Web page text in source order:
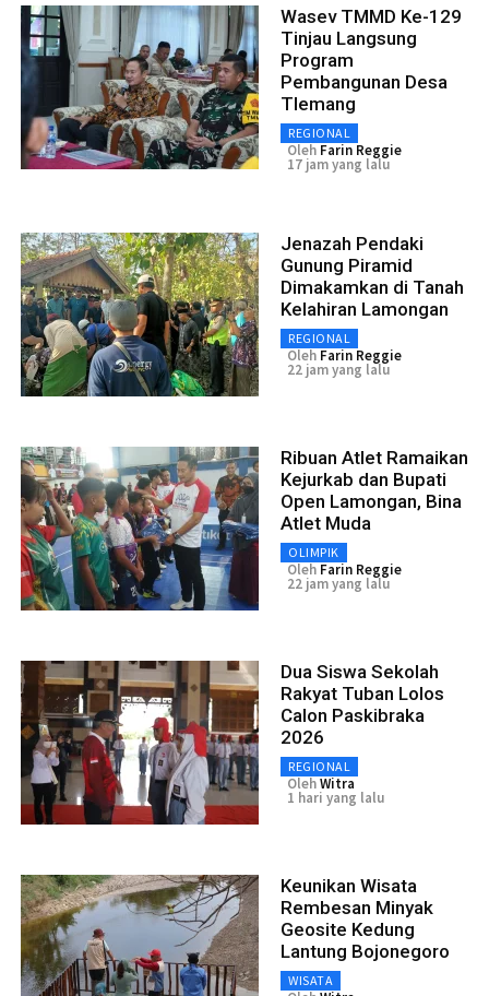
Wasev TMMD Ke-129
Tinjau Langsung
Program
Pembangunan Desa
Tlemang
REGIONAL
Oleh Farin Reggie
17 jam yang lalu
Jenazah Pendaki
Gunung Piramid
Dimakamkan di Tanah
Kelahiran Lamongan
REGIONAL
Oleh Farin Reggie
22 jam yang lalu
Ribuan Atlet Ramaikan
Kejurkab dan Bupati
Open Lamongan, Bina
Atlet Muda
OLIMPIK
Oleh Farin Reggie
22 jam yang lalu
Dua Siswa Sekolah
Rakyat Tuban Lolos
Calon Paskibraka
2026
REGIONAL
OlehWitra
1 hari yang lalu
Keunikan Wisata
Rembesan Minyak
Geosite Kedung
Lantung Bojonegoro
WISATA